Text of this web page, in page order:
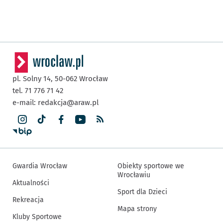
pl. Solny 14, 50-062 Wrocław
tel. 71 776 71 42
e-mail: redakcja@araw.pl
Gwardia Wrocław
Aktualności
Rekreacja
Kluby Sportowe
Obiekty sportowe we
Wrocławiu
Sport dla Dzieci
Mapa strony